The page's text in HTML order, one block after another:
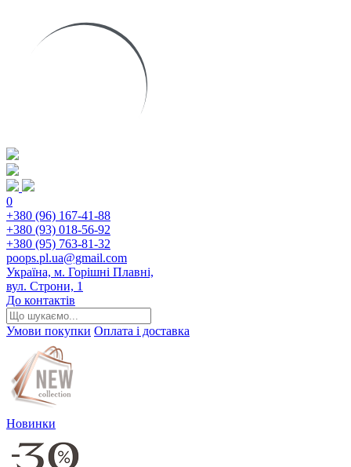
0
+380 (96) 167-41-88
+380 (93) 018-56-92
+380 (95) 763-81-32
poops.pl.ua@gmail.com
Україна, м. Горішні Плавні,
вул. Строни, 1
До контактів
Умови покупки Оплата і доставка
Новинки